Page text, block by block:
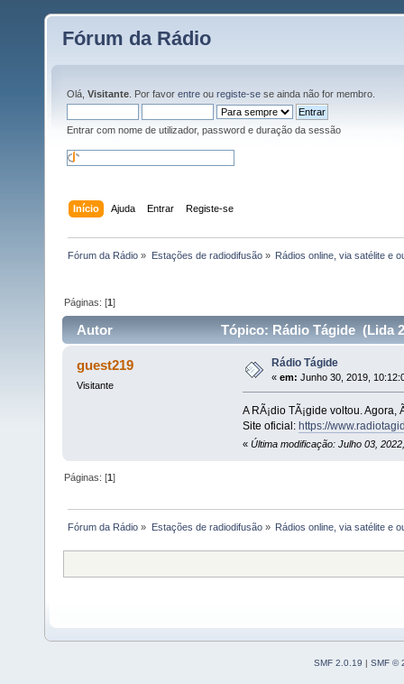
Fórum da Rádio
Olá, Visitante . Por favor entre ou registe-se se ainda não for membro.
Entrar com nome de utilizador, password e duração da sessão
Início Ajuda Entrar Registe-se
Fórum da Rádio » Estações de radiodifusão» Rádios online, via satélite e
Páginas: [1]
Autor Tópico: Rádio Tágide (Lida
guest219
Visitante
Rádio Tágide
« em: Junho 30, 2019,
A RÃ¡dio TÃ¡gide voltou. Agora,
Site oficial: https://
« Última modificação: Julho 03,
Páginas: [1]
Fórum da Rádio » Estações de radiodifusão» Rádios online, via satélite e
SMF 2.0.19
SMF ©